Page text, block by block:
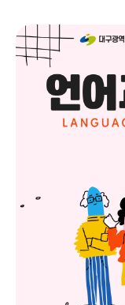
장료가 없어 부담 없이
께 영어랑 한국어로 소통
한국어 공부가 하고 싶
지하고 싶으신 분 ▪️친목
로 모두 환영합니다. 남구청년센터 언어교환 파티 ?️ 장소 : 남구청년센터 ?
대구시 남구 봉덕남로
음료 및 주류 지참 ? 문
053-473-2023 ▪ 이메일 :
entrance fee, so
communicate in
while eating
to study English or
friendship wirh
socializing party without